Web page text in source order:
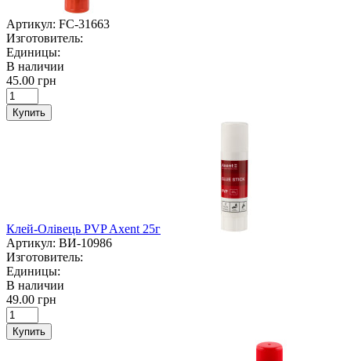
Артикул: FC-31663
Изготовитель:
Единицы:
В наличии
45.00 грн
Купить
Клей-Олівець PVP Axent 25г
Артикул: ВИ-10986
Изготовитель:
Единицы:
В наличии
49.00 грн
Купить